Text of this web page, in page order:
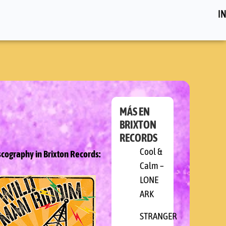
in Brixton Records:
MÁS EN
BRIXTON
RECORDS
Cool &
Calm –
LONE
ARK
STRANGER